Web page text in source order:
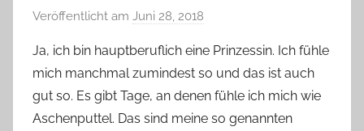
Produkttests
vieles
mehr
Veröffentlicht am Juni 28, 2018
n
Y
v
o
Ja, ich bin hauptberuflich eine Prinzessin. Ich fühle
mich manchmal zumindest so und das ist auch
gut so. Es gibt Tage, an denen fühle ich mich wie
Aschenputtel. Das sind meine so genannten